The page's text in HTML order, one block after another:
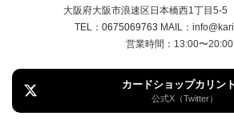
大阪府大阪市浪速区日本橋西1丁目5-
TEL： 0675069763 MAIL：
営業時間：13:00〜20:00
カードショップカリン
公式X（Twitter）